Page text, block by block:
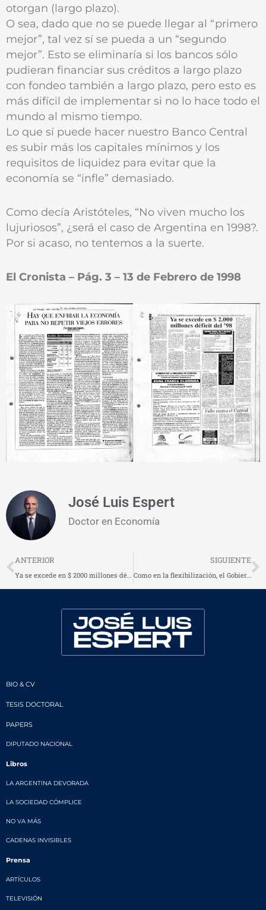
otorgan (largo plazo).
O sea, dado que no se puede llegar al “primero
mejor”, tal vez sí se pueda a un “segundo
mejor”. Esto se eliminaría si los bancos sólo
pudieran financiar sus créditos a largo plazo
con fondeo también a largo plazo, pero esto es
más difícil de implementar si no lo hace todo el
mundo al mismo tiempo.
Lo que sí puede hacer nuestro Banco Central
es subir más los capitales mínimos y los
requisitos de liquidez para evitar que la
economía se “infle” demasiado.
Como decía Aristóteles, “No viven mucho los
lujuriosos”, ¿será el caso de Argentina en 1998?.
Por si acaso, no tentemos a la suerte.
El Cronista – Pág. 3 – 13 de Febrero de 1998
José Luis Espert
Doctor en Economía
Prev
ANTERIOR
Ya se excede en $ 2000 millones déficit del ’98
SIGUIENTE
Como en la flexibilización, el Gobierno marcha al posibilismo
BIO & CV
TESIS DOCTORAL
PAPERS
DIPUTADO NACIONAL
Libros
LA ARGENTINA DEVORADA
LA SOCIEDAD CÓMPLICE
NO VA MÁS
CADENAS INVISIBLES
Prensa
ARTÍCULOS
TELEVISIÓN